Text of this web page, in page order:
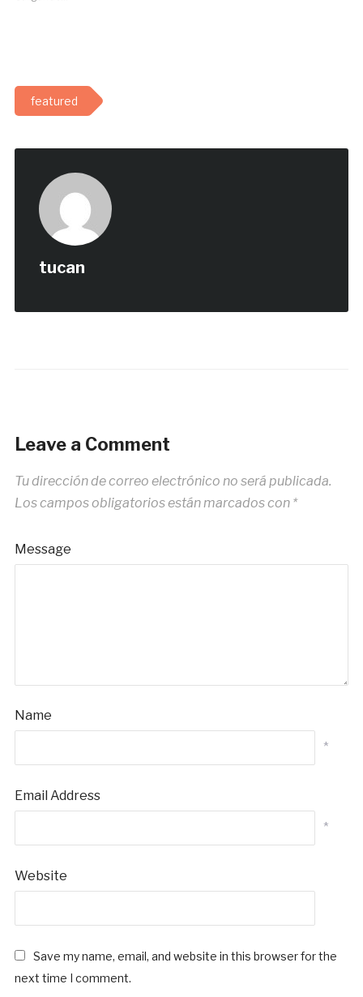
featured
tucan
Leave a Comment
Tu dirección de correo electrónico no será publicada.
Los campos obligatorios están marcados con *
Message
Name
*
Email Address
*
Website
Save my name, email, and website in this browser for the
next time I comment.